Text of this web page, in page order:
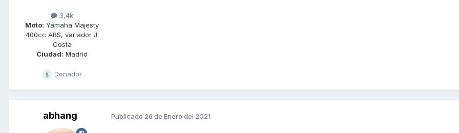
3,4k
Moto: Yamaha Majesty
400cc ABS, variador J.
Costa
Ciudad: Madrid
Donador
abhang Publicado 26 de Enero del 2021